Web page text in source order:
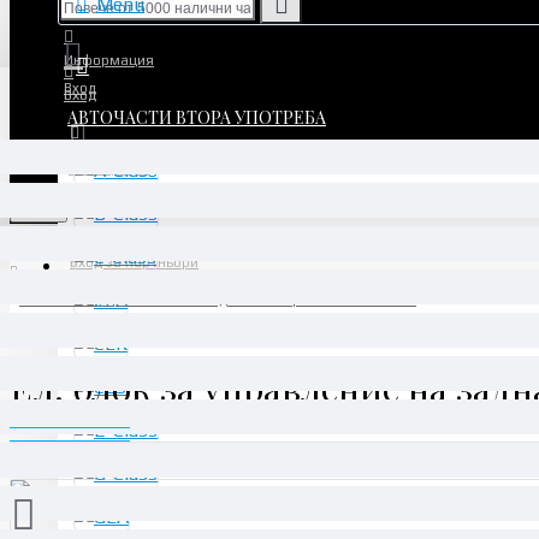
Информация
Вход за партньори
Вход
АВТОЧАСТИ ВТОРА УПОТРЕБА
Вход
Ел. блок за управление на